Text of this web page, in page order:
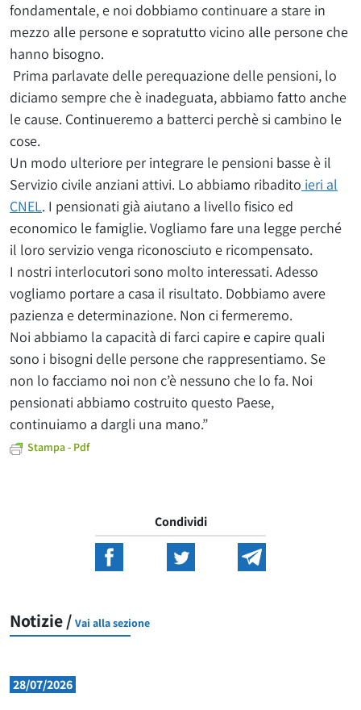
fondamentale, e noi dobbiamo continuare a stare in
mezzo alle persone e sopratutto vicino alle persone che
hanno bisogno.
Prima parlavate delle perequazione delle pensioni, lo
diciamo sempre che è inadeguata, abbiamo fatto anche
le cause. Continueremo a batterci perchè si cambino le
cose.
Un modo ulteriore per integrare le pensioni basse è il
Servizio civile anziani attivi. Lo abbiamo ribadito ieri al
CNEL. I pensionati già aiutano a livello fisico ed
economico le famiglie. Vogliamo fare una legge perché
il loro servizio venga riconosciuto e ricompensato.
I nostri interlocutori sono molto interessati. Adesso
vogliamo portare a casa il risultato. Dobbiamo avere
pazienza e determinazione. Non ci fermeremo.
Noi abbiamo la capacità di farci capire e capire quali
sono i bisogni delle persone che rappresentiamo. Se
non lo facciamo noi non c’è nessuno che lo fa. Noi
pensionati abbiamo costruito questo Paese,
continuiamo a dargli una mano.”
Stampa - Pdf
Condividi
Notizie / Vai alla sezione
28/07/2026